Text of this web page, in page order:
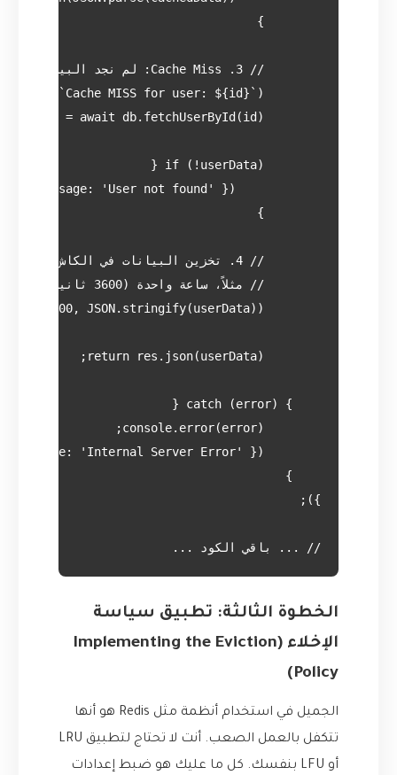
// ... باقي الكود ...
الخطوة الثالثة: تطبيق سياسة
الإخلاء (Implementing the Eviction
Policy)
الجميل في استخدام أنظمة مثل Redis هو أنها
تتكفل بالعمل الصعب. أنت لا تحتاج لتطبيق LRU
أو LFU بنفسك. كل ما عليك هو ضبط إعدادات